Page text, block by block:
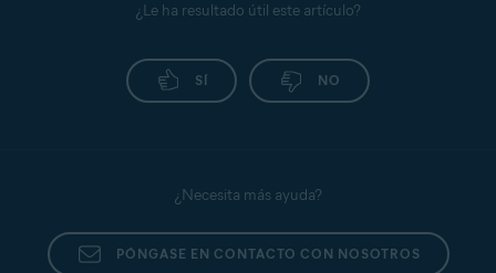
¿Le ha resultado útil este artículo?
SÍ NO
¿Necesita más ayuda?
PÓNGASE EN CONTACTO CON NOSOTROS